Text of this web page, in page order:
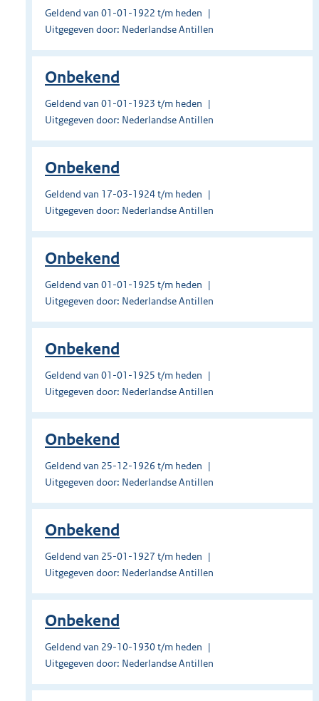
Geldend van 01-01-1922 t/m heden
Uitgegeven door: Nederlandse Antillen
Onbekend
Geldend van 01-01-1923 t/m heden
Uitgegeven door: Nederlandse Antillen
Onbekend
Geldend van 17-03-1924 t/m heden
Uitgegeven door: Nederlandse Antillen
Onbekend
Geldend van 01-01-1925 t/m heden
Uitgegeven door: Nederlandse Antillen
Onbekend
Geldend van 01-01-1925 t/m heden
Uitgegeven door: Nederlandse Antillen
Onbekend
Geldend van 25-12-1926 t/m heden
Uitgegeven door: Nederlandse Antillen
Onbekend
Geldend van 25-01-1927 t/m heden
Uitgegeven door: Nederlandse Antillen
Onbekend
Geldend van 29-10-1930 t/m heden
Uitgegeven door: Nederlandse Antillen